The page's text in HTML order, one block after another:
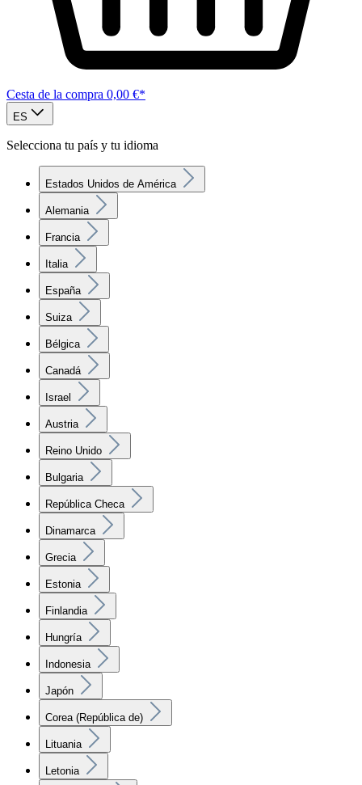
Cesta de la compra 0,00 €*
ES
Selecciona tu país y tu idioma
Estados Unidos de América
Alemania
Francia
Italia
España
Suiza
Bélgica
Canadá
Israel
Austria
Reino Unido
Bulgaria
República Checa
Dinamarca
Grecia
Estonia
Finlandia
Hungría
Indonesia
Japón
Corea (República de)
Lituania
Letonia